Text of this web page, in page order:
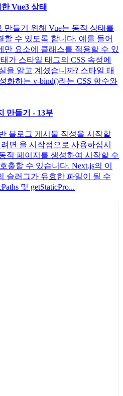
Vue3 상태
만들기 위해 Vue는 동적 상태를
할 수 있도록 합니다. 예를 들어
만 요소에 클래스를 적용할 수 있
가 스타일 태그의 CSS 속성에
을 알고 계셨습니까? 스타일 태
화하는 v-bind()라는 CSS 함수와
만들기 - 13부
블로그 게시물 작성을 시작할
면 을 시작점으로 사용하십시
적 페이지를 생성하여 시작할 수
출할 수 있습니다. Next.js의 이
슬러그가 유효한 파일이 될 수
및 getStaticPro...